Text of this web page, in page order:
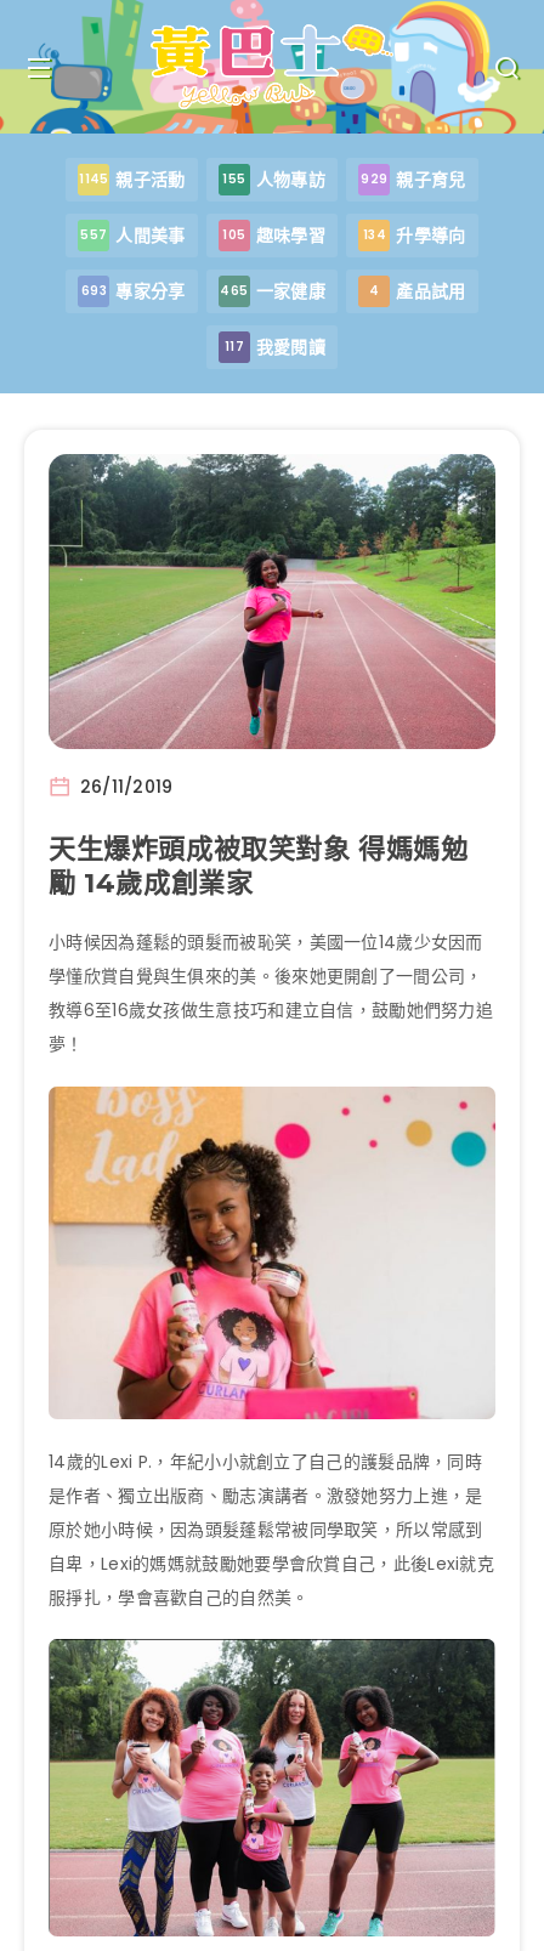
1145 親子活動 155 人物專訪 929 親子育兒
557 人間美事 105 趣味學習 134 升學導向
693 專家分享 465 一家健康 4 產品試用
117 我愛閱讀
26/11/2019
天生爆炸頭成被取笑對象 得媽媽勉
勵 14歲成創業家
小時候因為蓬鬆的頭髮而被恥笑，美國一位14歲少女因而
學懂欣賞自覺與生俱來的美。後來她更開創了一間公司，
教導6至16歲女孩做生意技巧和建立自信，鼓勵她們努力追
夢！
14歲的Lexi P.，年紀小小就創立了自己的護髮品牌，同時
是作者、獨立出版商、勵志演講者。激發她努力上進，是
原於她小時候，因為頭髮蓬鬆常被同學取笑，所以常感到
自卑，Lexi的媽媽就鼓勵她要學會欣賞自己，此後Lexi就克
服掙扎，學會喜歡自己的自然美。